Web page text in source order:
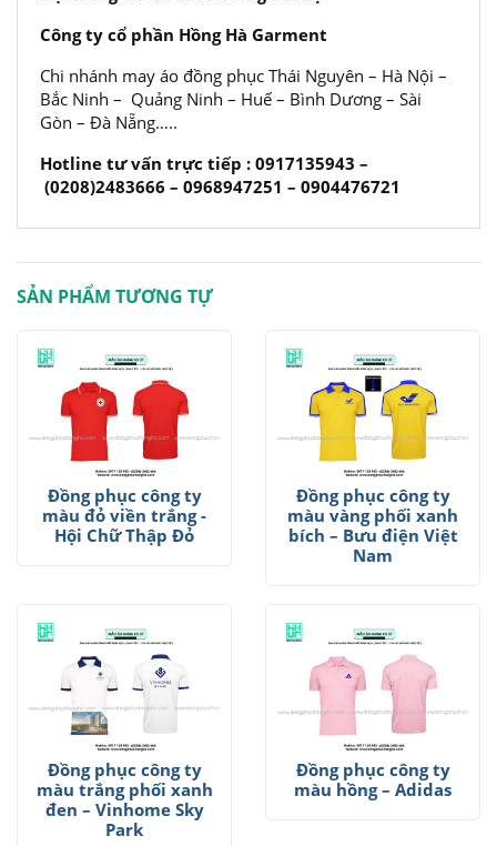
Công ty cổ phần Hồng Hà Garment
Chi nhánh may áo đồng phục Thái Nguyên – Hà Nội –
Bắc Ninh – Quảng Ninh – Huế – Bình Dương – Sài
Gòn – Đà Nẵng…..
Hotline tư vấn trực tiếp : 0917135943 –
(0208)2483666 – 0968947251 – 0904476721
SẢN PHẨM TƯƠNG TỰ
Đồng phục công ty
màu đỏ viền trắng -
Hội Chữ Thập Đỏ
Đồng phục công ty
màu vàng phối xanh
bích – Bưu điện Việt
Nam
Đồng phục công ty
màu trắng phối xanh
đen – Vinhome Sky
Park
Đồng phục công ty
màu hồng – Adidas